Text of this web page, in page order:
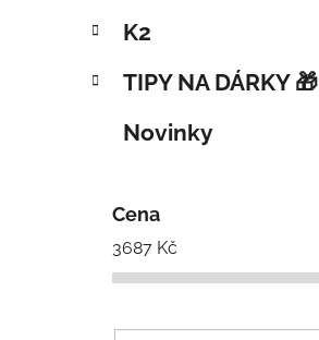
K2
TIPY NA DÁRKY 🎁
Novinky
Cena
3687 Kč